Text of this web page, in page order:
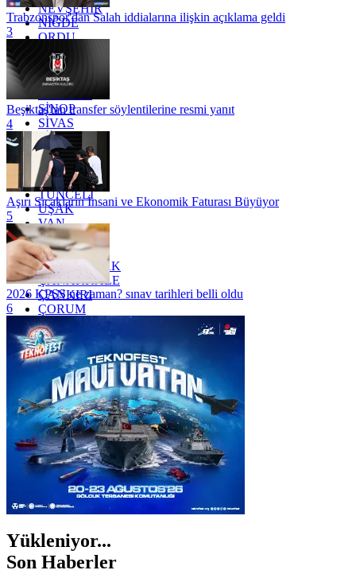
NEVŞEHİR
NİĞDE
ORDU
OSMANİYE
RİZE
SAKARYA
SİNOP
SİVAS
SİİRT
TEKİRDAĞ
TOKAT
TRABZON
TUNCELİ
UŞAK
VAN
YALOVA
YOZGAT
ZONGULDAK
ÇANAKKALE
ÇANKIRI
ÇORUM
İSTANBUL
İZMİR
ŞANLIURFA
ŞIRNAK
Trabzonspor'dan Salah iddialarına ilişkin açıklama geldi
3
Beşiktaş'tan transfer söylentilerine resmi yanıt
4
Aşırı Sıcakların İnsani ve Ekonomik Faturası Büyüyor
5
2026 KPSS ne zaman? sınav tarihleri belli oldu
6
Yükleniyor...
Son Haberler